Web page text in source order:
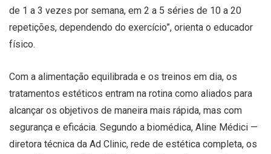
de 1 a 3 vezes por semana, em 2 a 5 séries de 10 a 20
repetições, dependendo do exercício”, orienta o educador
físico.
Com a alimentação equilibrada e os treinos em dia, os
tratamentos estéticos entram na rotina como aliados para
alcançar os objetivos de maneira mais rápida, mas com
segurança e eficácia. Segundo a biomédica, Aline Médici —
diretora técnica da Ad Clinic, rede de estética completa, os